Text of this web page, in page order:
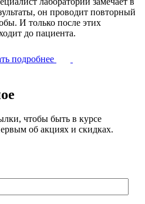
он проводит повторный
И только после этих
до пациента.
подробнее
чтобы быть в курсе
об акциях и скидках.